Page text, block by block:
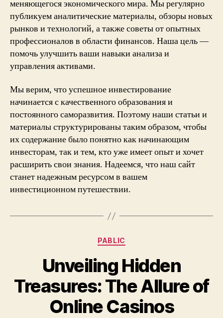
меняющегося экономического мира. Мы регулярно
публикуем аналитические материалы, обзоры новых
рынков и технологий, а также советы от опытных
профессионалов в области финансов. Наша цель —
помочь улучшить ваши навыки анализа и
управления активами.
Мы верим, что успешное инвестирование
начинается с качественного образования и
постоянного саморазвития. Поэтому наши статьи и
материалы структурированы таким образом, чтобы
их содержание было понятно как начинающим
инвесторам, так и тем, кто уже имеет опыт и хочет
расширить свои знания. Надеемся, что наш сайт
станет надежным ресурсом в вашем
инвестиционном путешествии.
Categories
PABLIC
Unveiling Hidden
Treasures: The Allure of
Online Casinos